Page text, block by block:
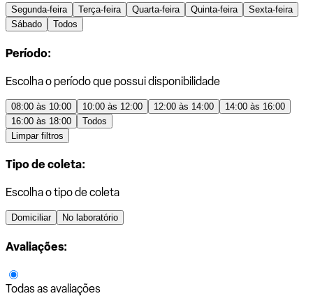
Segunda-feira Terça-feira Quarta-feira Quinta-feira
Sexta-feira
Sábado
Todos
Período:
Escolha o período que possui disponibilidade
08:00 às 10:00 10:00 às 12:00 12:00 às 14:00
14:00 às 16:00
16:00 às 18:00
Todos
Limpar filtros
Tipo de coleta:
Escolha o tipo de coleta
Domiciliar No laboratório
Avaliações:
Todas as avaliações